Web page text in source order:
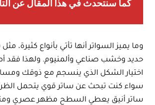
كما سنتحدث في هذا المقال عن
وما يميز السواتر أنها تأتي بأنواع كثيرة،
حديد وخشب صناعي وألمنيوم. ولهذا فقد
اختيار الشكل الذي ينسجم مع ذوقك
سواء كنت تبحث عن ساتر قوي يتحمل
ساتر أنيق يعطي السطح مظهر عصري